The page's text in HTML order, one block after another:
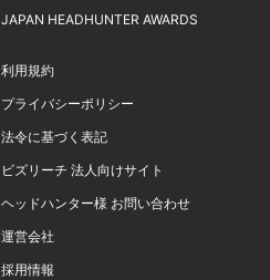
JAPAN HEADHUNTER AWARDS
利用規約
プライバシーポリシー
法令に基づく表記
ビズリーチ 法人向けサイト
ヘッドハンター様 お問い合わせ
運営会社
採用情報